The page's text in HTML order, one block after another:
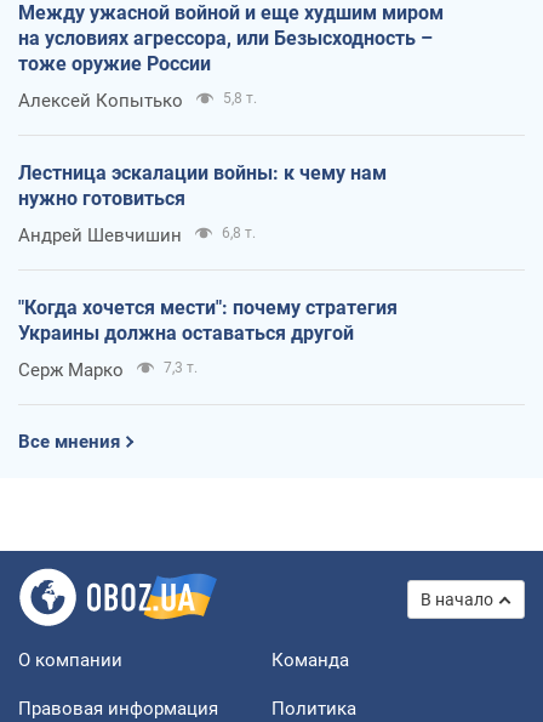
Между ужасной войной и еще худшим миром
на условиях агрессора, или Безысходность –
тоже оружие России
Алексей Копытько 5,8 т.
Лестница эскалации войны: к чему нам
нужно готовиться
Андрей Шевчишин 6,8 т.
"Когда хочется мести": почему стратегия
Украины должна оставаться другой
Серж Марко 7,3 т.
Все мнения
В начало
О компании Команда
Правовая информация
Политика